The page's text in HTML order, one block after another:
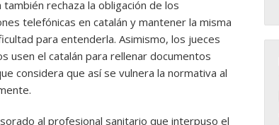
rechaza la obligación de los
telefónicas en catalán y mantener la misma
para entenderla. Asimismo, los jueces
usen el catalán para rellenar documentos
considera que así se vulnera la normativa al
al profesional sanitario que interpuso el